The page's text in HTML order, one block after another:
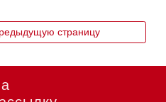
страницу